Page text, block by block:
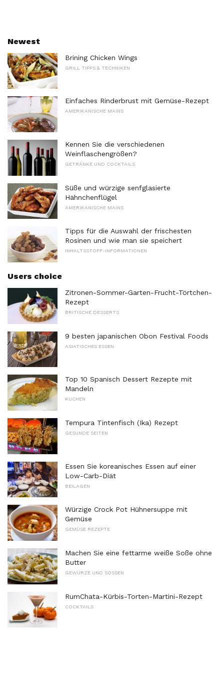
Newest
Brining Chicken Wings
GRILL TIPPS & TECHNIKEN
Einfaches Rinderbrust mit Gemüse-Rezept
AMERIKANISCHE MAINS
Kennen Sie die verschiedenen
Weinflaschengrößen?
GETRÄNKE UND COCKTAILS
Süße und würzige senfglasierte
Hähnchenflügel
AMERIKANISCHE MAINS
Tipps für die Auswahl der frischesten
Rosinen und wie man sie speichert
INHALTSSTOFF-INFORMATIONEN
Users choice
Zitronen-Sommer-Garten-Frucht-Törtchen-
Rezept
BRITISCHE DESSERTS
9 besten japanischen Obon Festival Foods
ASIATISCHES ESSEN
Top 10 Spanisch Dessert Rezepte mit
Mandeln
KUCHEN
Tempura Tintenfisch (Ika) Rezept
GESUNDE SEITEN
Essen Sie koreanisches Essen auf einer
Low-Carb-Diät
BEILAGEN
Würzige Crock Pot Hühnersuppe mit
Gemüse
GEMÜSE REZEPTE
Machen Sie eine fettarme weiße Soße ohne
Butter
GEWÜRZE UND SOSSEN
RumChata-Kürbis-Torten-Martini-Rezept
COCKTAILS